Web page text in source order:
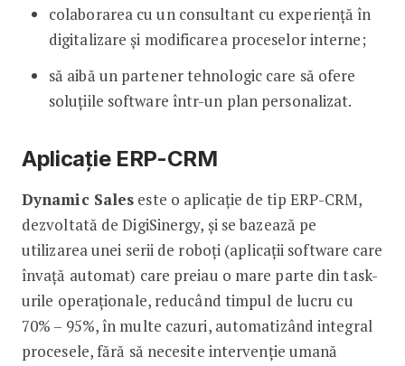
colaborarea cu un consultant cu experiență în
digitalizare și modificarea proceselor interne;
să aibă un partener tehnologic care să ofere
soluțiile software într-un plan personalizat.
Aplicație ERP-CRM
Dynamic Sales este o aplicație de tip ERP-CRM,
dezvoltată de DigiSinergy, și se bazează pe
utilizarea unei serii de roboți (aplicații software care
învață automat) care preiau o mare parte din task-
urile operaționale, reducând timpul de lucru cu
70% – 95%, în multe cazuri, automatizând integral
procesele, fără să necesite intervenție umană